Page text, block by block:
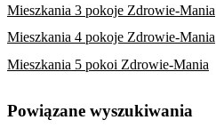
Mieszkania 3 pokoje Zdrowie-Mania
Mieszkania 4 pokoje Zdrowie-Mania
Mieszkania 5 pokoi Zdrowie-Mania
Powiązane wyszukiwania